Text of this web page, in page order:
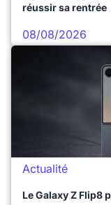
réussir sa rentrée
08/08/2026
Actualité
Le Galaxy Z Flip8